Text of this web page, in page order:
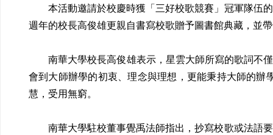
本活動邀請於校慶時獲「三好校歌競賽」冠軍隊伍的
週年的校長高俊雄更親自書寫校歌贈予圖書館典藏，並帶
南華大學校長高俊雄表示，星雲大師所寫的歌詞不僅
會到大師辦學的初衷、理念與理想，更能秉持大師的
慧，受用無窮。
南華大學駐校董事覺禹法師指出，抄寫校歌或法語要